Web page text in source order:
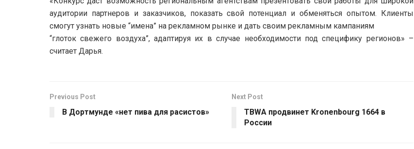
аудитории партнеров и заказчиков, показать свой потенциал и обменяться опытом. Клиенты
смогут узнать новые “имена” на рекламном рынке и дать своим рекламным кампаниям
“глоток свежего воздуха”, адаптируя их в случае необходимости под специфику регионов» –
считает Дарья.
Previous Post
В Дортмунде «нет пива для расистов»
Next Post
TBWA продвинет Kronenbourg 1664 в
России